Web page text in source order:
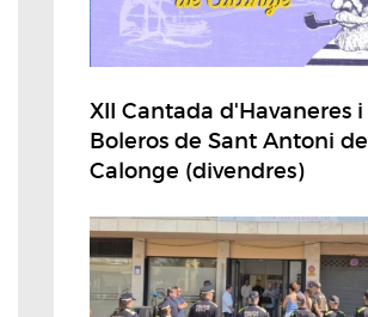
XII Cantada d'Havaneres i
Boleros de Sant Antoni de
Calonge (divendres)